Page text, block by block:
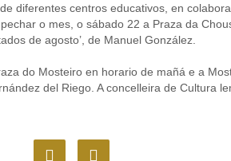
centros educativos, en
o mes, o sábado 22 a Praza da
de agosto’, de Manuel González.
do Mosteiro en horario de mañá e a
del Riego. A concelleira de Cultura
F
I